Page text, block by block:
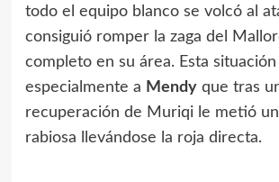
todo el equipo blanco se volcó al
consiguió romper la zaga del
completo en su área. Esta
especialmente a Mendyque tras
recuperación de Muriqi le metió
rabiosa llevándose la roja directa.